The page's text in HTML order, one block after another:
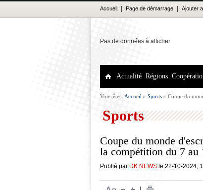
Accueil Page de démarrage Ajouter
Pas de données à afficher
Actualité Régions
Vous êtes :Accueil » Sports » Coupe du
Sports
Coupe du monde
la compétition du 7 au
Publié par DK NEWS le 22-10-2024,